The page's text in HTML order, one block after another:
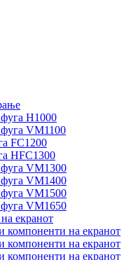
H1000
VM1100
FC1200
HFC1300
VM1300
VM1400
VM1500
VM1650
екранот
компоненти на екранот
компоненти на екранот
компоненти на екранот